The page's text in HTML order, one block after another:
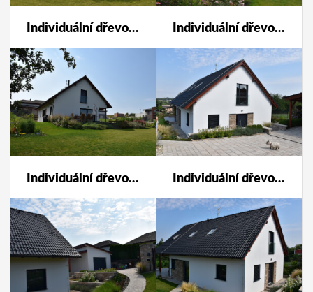
Individuální dřevostavba 193 Individuální dřevostavba 193
Individuální dřevostavba 193 Individuální dřevostavba 193